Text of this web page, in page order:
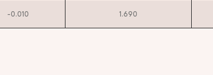
-0.010 1.690